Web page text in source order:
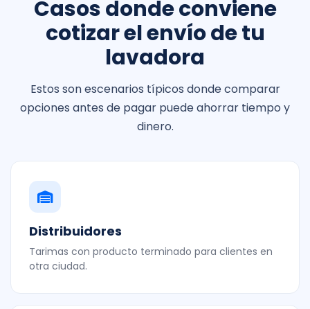
Casos donde conviene
cotizar el envío de tu
lavadora
Estos son escenarios típicos donde comparar
opciones antes de pagar puede ahorrar tiempo y
dinero.
Distribuidores
Tarimas con producto terminado para clientes en
otra ciudad.